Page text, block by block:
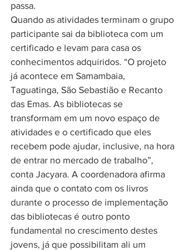
passa.
Quando as atividades terminam o grupo
participante sai da biblioteca com um
certificado e levam para casa os
conhecimentos adquiridos. “O projeto
já acontece em Samambaia,
Taguatinga, São Sebastião e Recanto
das Emas. As bibliotecas se
transformam em um novo espaço de
atividades e o certificado que eles
recebem pode ajudar, inclusive, na hora
de entrar no mercado de trabalho”,
conta Jacyara. A coordenadora afirma
ainda que o contato com os livros
durante o processo de implementação
das bibliotecas é outro ponto
fundamental no crescimento destes
jovens, já que possibilitam ali um